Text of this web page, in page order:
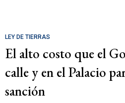
LEY DE TIERRAS
El alto costo que el
calle y en el Palacio
sanción